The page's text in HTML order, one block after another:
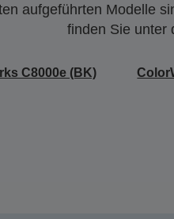
aufgeführten Modelle
finden Sie unter
C8000e (BK)